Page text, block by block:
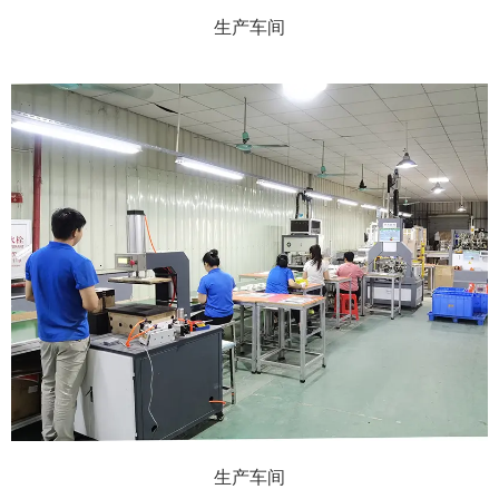
生产车间
生产车间